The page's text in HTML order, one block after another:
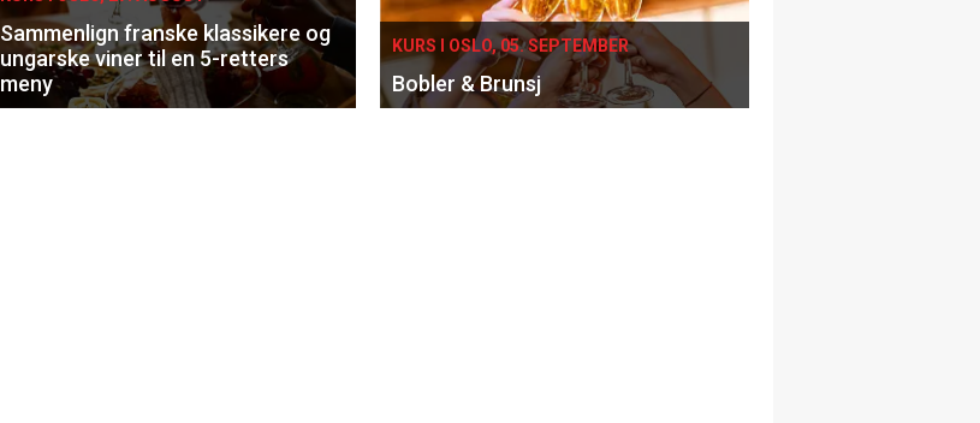
Sammenlign franske klassikere og
ungarske viner til en 5-retters
meny
KURS I OSLO, 05. SEPTEMBER
Bobler & Brunsj